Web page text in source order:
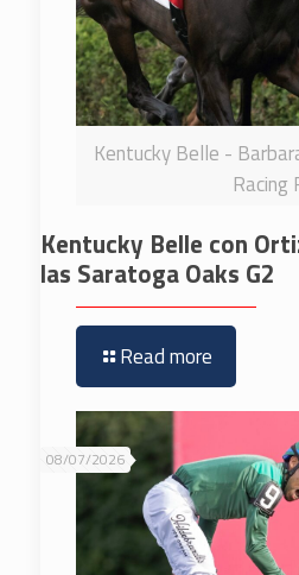
Kentucky Belle -
Racing
Kentucky Belle con
las Saratoga Oaks G2
Read more
08/07/2026